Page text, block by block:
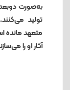
به‌صورت
تولید
متعهد مانده
آثار او را